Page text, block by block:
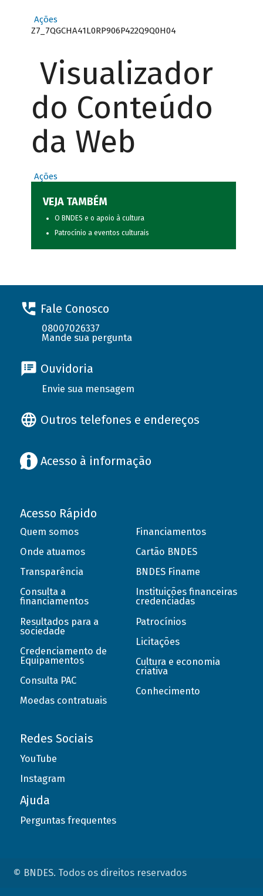
Ações
Z7_7QGCHA41L0RP906P422Q9Q0H04
Visualizador
do Conteúdo
da Web
Ações
VEJA TAMBÉM
O BNDES e o apoio à cultura
Patrocínio a eventos culturais
Fale Conosco
08007026337
Mande sua pergunta
Ouvidoria
Envie sua mensagem
Outros telefones e endereços
Acesso à informação
Acesso Rápido
Quem somos
Onde atuamos
Transparência
Consulta a
financiamentos
Resultados para a
sociedade
Credenciamento de
Equipamentos
Consulta PAC
Moedas contratuais
Financiamentos
Cartão BNDES
BNDES Finame
Instituições financeiras
credenciadas
Patrocínios
Licitações
Cultura e economia
criativa
Conhecimento
Redes Sociais
YouTube
Instagram
Ajuda
Perguntas frequentes
© BNDES. Todos os direitos reservados